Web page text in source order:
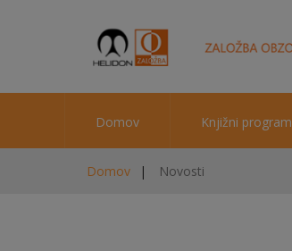
Domov Knjižni program
Domov Novosti